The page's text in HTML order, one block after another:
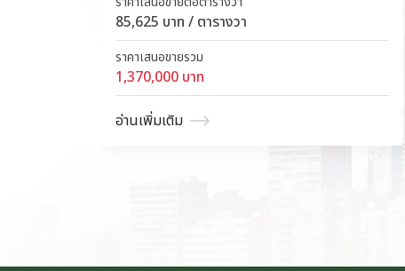
85,625 บาท / ตารางวา
ราคาเสนอขายรวม
1,370,000 บาท
อ่านเพิ่มเติม